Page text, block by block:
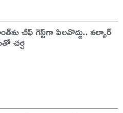
చీఫ్‌ గెస్ట్‌గా పిలవొద్దు.. నల్సార్
చర్చ